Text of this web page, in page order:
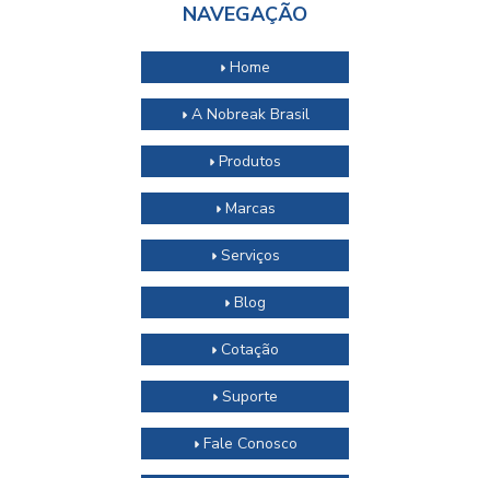
NAVEGAÇÃO
Home
A Nobreak Brasil
Produtos
Marcas
Serviços
Blog
Cotação
Suporte
Fale Conosco